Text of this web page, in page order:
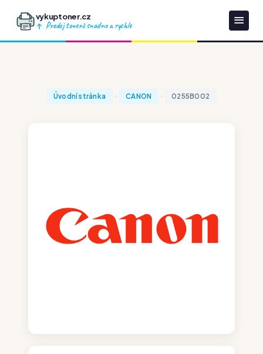
vykuptoner.cz
Prodej tonerů snadno a rychle
Úvodní stránka CANON 0255B002